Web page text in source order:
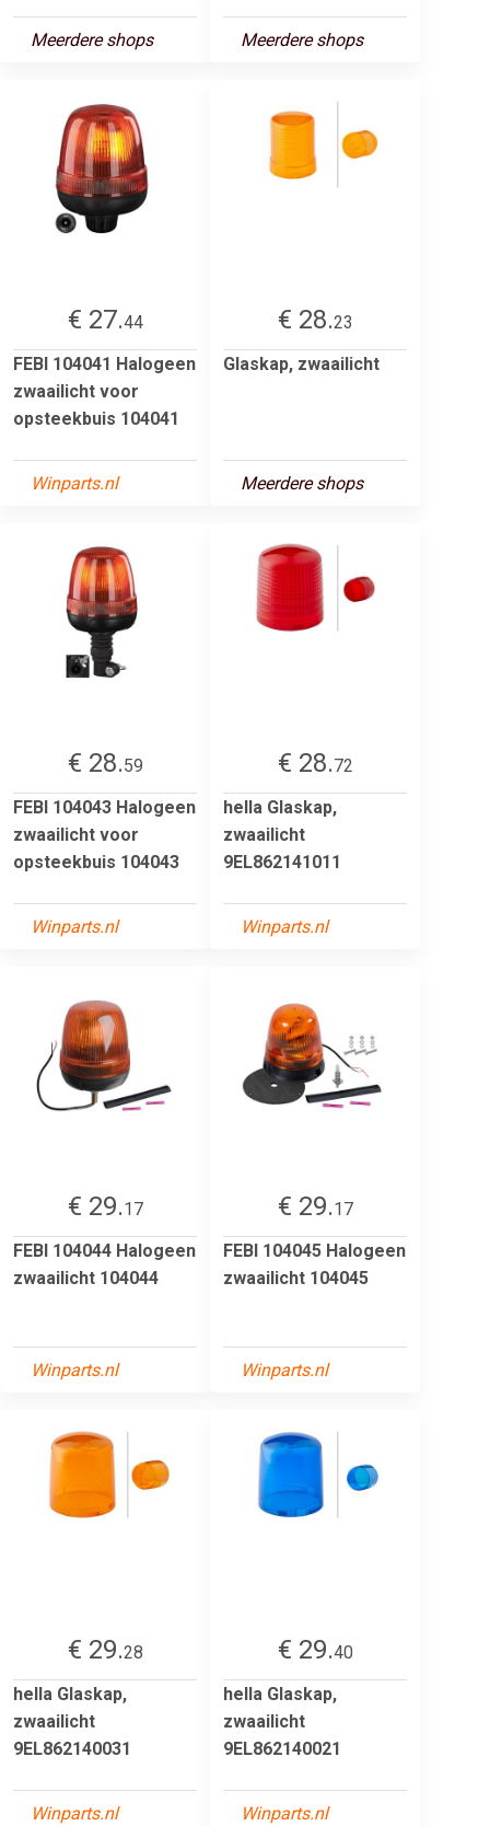
Meerdere shops Meerdere shops
€ 27.44
FEBI 104041 Halogeen
zwaailicht voor
opsteekbuis 104041
Winparts.nl
€ 28.23
Glaskap, zwaailicht
Meerdere shops
€ 28.59
FEBI 104043 Halogeen
zwaailicht voor
opsteekbuis 104043
Winparts.nl
€ 28.72
hella Glaskap,
zwaailicht
9EL862141011
Winparts.nl
€ 29.17
FEBI 104044 Halogeen
zwaailicht 104044
Winparts.nl
€ 29.17
FEBI 104045 Halogeen
zwaailicht 104045
Winparts.nl
€ 29.28
hella Glaskap,
zwaailicht
9EL862140031
Winparts.nl
€ 29.40
hella Glaskap,
zwaailicht
9EL862140021
Winparts.nl